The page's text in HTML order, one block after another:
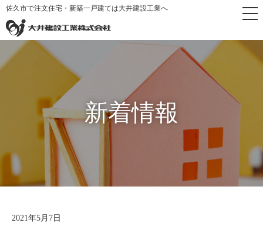
佐久市で注文住宅・新築一戸建ては大井建設工業へ
新着情報
トップページ > 新着情報
2021年5月7日